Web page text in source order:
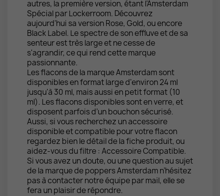
autres, la première version, étant l'Amsterdam
Spécial par Lockerroom. Découvrez
aujourd'hui sa version Rose, Gold, ou encore
Black Label. Le spectre de son effluve et de sa
senteur est très large et ne cesse de
s'agrandir, ce qui rend cette marque
passionnante.
Les flacons de la marque Amsterdam sont
disponibles en format large d'environ 24 ml
jusqu'à 30 ml, mais aussi en petit format (10
ml). Les flacons disponibles sont en verre, et
disposent parfois d’un bouchon sécurisé.
Aussi, si vous recherchez un accessoire
disponible et compatible pour votre flacon
regardez bien le détail de la fiche produit, ou
aidez-vous du filtre : Accessoire Compatible.
Si vous avez un doute, ou une question au sujet
de la marque de poppers Amsterdam n’hésitez
pas à contacter notre équipe par mail, elle se
fera un plaisir de répondre.